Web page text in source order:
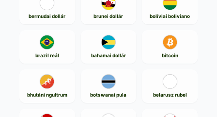
bermudai dollár brunei dollár bolíviai boliviano
brazil reál bahamai dollár bitcoin
bhutáni ngultrum botswanai pula belarusz rubel